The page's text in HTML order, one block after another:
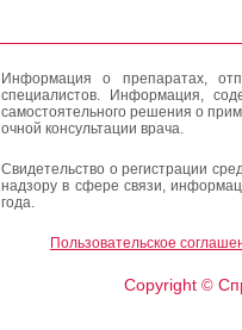
Информация о препаратах,
специалистов. Информация,
самостоятельного решения о
очной консультации врача.
Свидетельство о регистрации
надзору в сфере связи,
года.
Пользовательское
Copyright ©